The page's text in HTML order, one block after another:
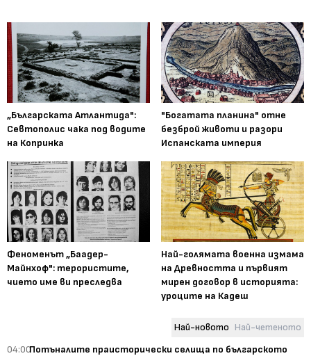
„Българската Атлантида":
Севтополис чака под водите
на Копринка
"Богатата планина" отне
безброй животи и разори
Испанската империя
Феноменът „Баадер-
Майнхоф": терористите,
чието име ви преследва
Най-голямата военна измама
на Древността и първият
мирен договор в историята:
уроците на Кадеш
Най-новото Най-четеното
04:00Потъналите праисторически селища по българското